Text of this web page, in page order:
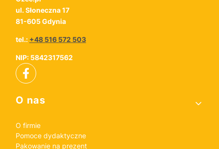
ul. Słoneczna 17
81-605 Gdynia
tel.: +48 516 572 503
NIP: 5842317562
Linki w stopce
O nas
O firmie
Pomoce dydaktyczne
Pakowanie na prezent